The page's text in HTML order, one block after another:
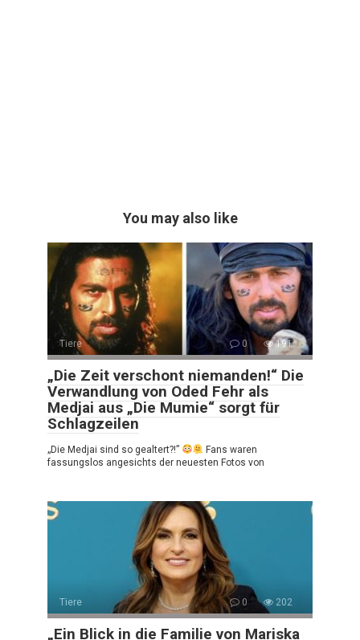
You may also like
Tiere 0 191
„Die Zeit verschont niemanden!“ Die
Verwandlung von Oded Fehr als
Medjai aus „Die Mumie“ sorgt für
Schlagzeilen
„Die Medjai sind so gealtert?!”
Fans waren
fassungslos angesichts der neuesten Fotos von
Tiere 0 202
„Ein Blick in die Familie von Mariska